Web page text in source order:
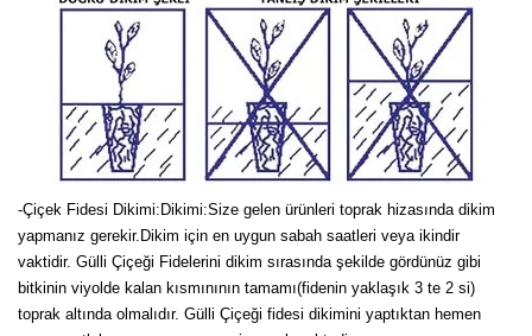
-Çiçek Fidesi Dikimi: Dikimi:Size gelen ürünleri toprak hizasında dikim
yapmanız gerekir.Dikim için en uygun sabah saatleri veya ikindir
vaktidir. Gülli Çiçeği Fidelerini dikim sırasında şekilde gördünüz gibi
bitkinin viyolde kalan kısmınının tamamı(fidenin yaklaşık 3 te 2 si)
toprak altında olmalıdır. Gülli Çiçeği fidesi dikimini yaptıktan hemen